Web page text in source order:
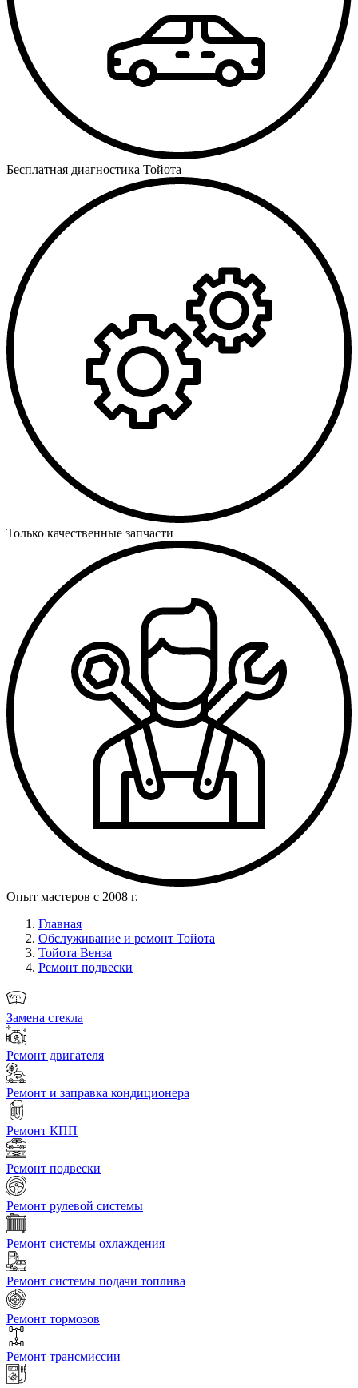
Бесплатная диагностика Тойота
Только качественные запчасти
Опыт мастеров с 2008 г.
Главная
Обслуживание и ремонт Тойота
Тойота Венза
Ремонт подвески
Замена стекла
Ремонт двигателя
Ремонт и заправка кондиционера
Ремонт КПП
Ремонт подвески
Ремонт рулевой системы
Ремонт системы охлаждения
Ремонт системы подачи топлива
Ремонт тормозов
Ремонт трансмиссии